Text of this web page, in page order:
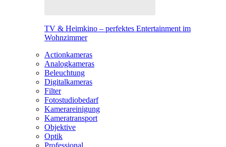
TV & Heimkino – perfektes Entertainment im
Wohnzimmer
Actionkameras
Analogkameras
Beleuchtung
Digitalkameras
Filter
Fotostudiobedarf
Kamerareinigung
Kameratransport
Objektive
Optik
Professional